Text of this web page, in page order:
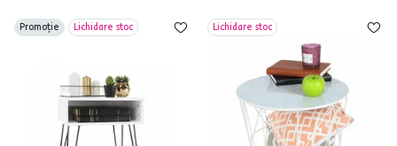
Promoție Lichidare stoc Lichidare stoc